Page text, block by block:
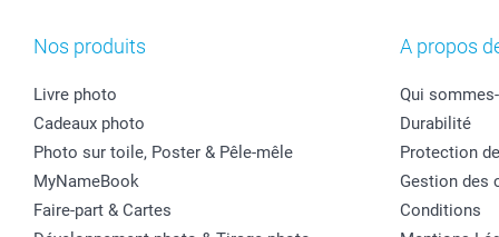
Nos produits
Livre photo
Cadeaux photo
Photo sur toile, Poster & Pêle-mêle
MyNameBook
Faire-part & Cartes
A propos
Qui
Durabilité
Protection
Gestion des
Conditions